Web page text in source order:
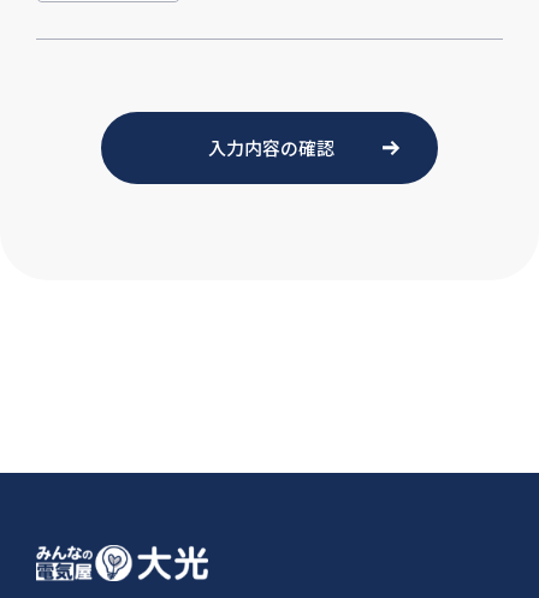
入力内容の確認